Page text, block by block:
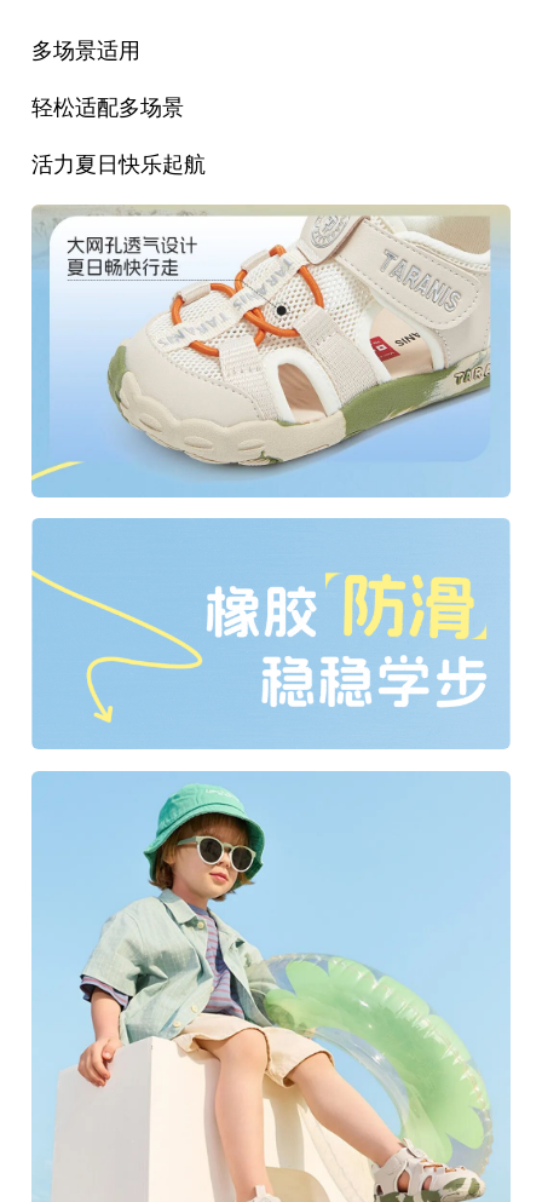
多场景适用
轻松适配多场景
活力夏日快乐起航